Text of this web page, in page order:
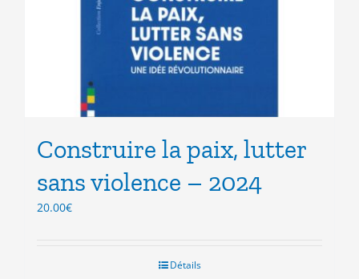
Construire la paix, lutter
sans violence – 2024
20.00€
Détails